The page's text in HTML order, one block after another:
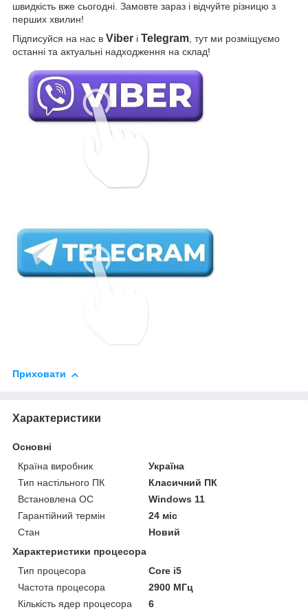
швидкість вже сьогодні. Замовте зараз і відчуйте різницю з
перших хвилин!
Підписуйся на нас в Viber і Telegram, тут ми розміщуємо
останні та актуальні надходження на склад!
Приховати
Характеристики
Основні
Країна виробник
Україна
Тип настільного ПК
Класичний ПК
Встановлена ОС
Windows 11
Гарантійний термін
24 міс
Стан
Новий
Характеристики процесора
Тип процесора
Core i5
Частота процесора
2900 МГц
Кількість ядер процесора
6